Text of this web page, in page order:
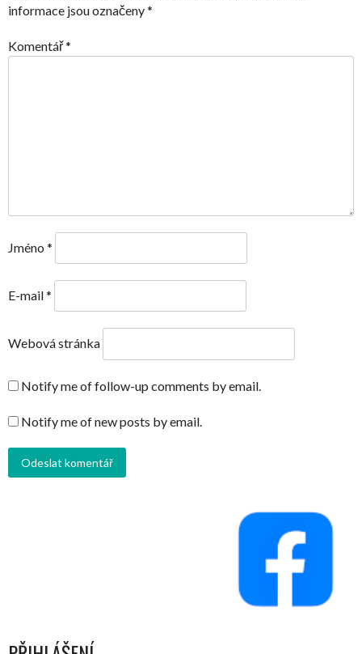
informace jsou označeny*
Komentář*
Jméno *
E-mail*
Webová stránka
Notify me of follow-up comments by email.
Notify me of new posts by email.